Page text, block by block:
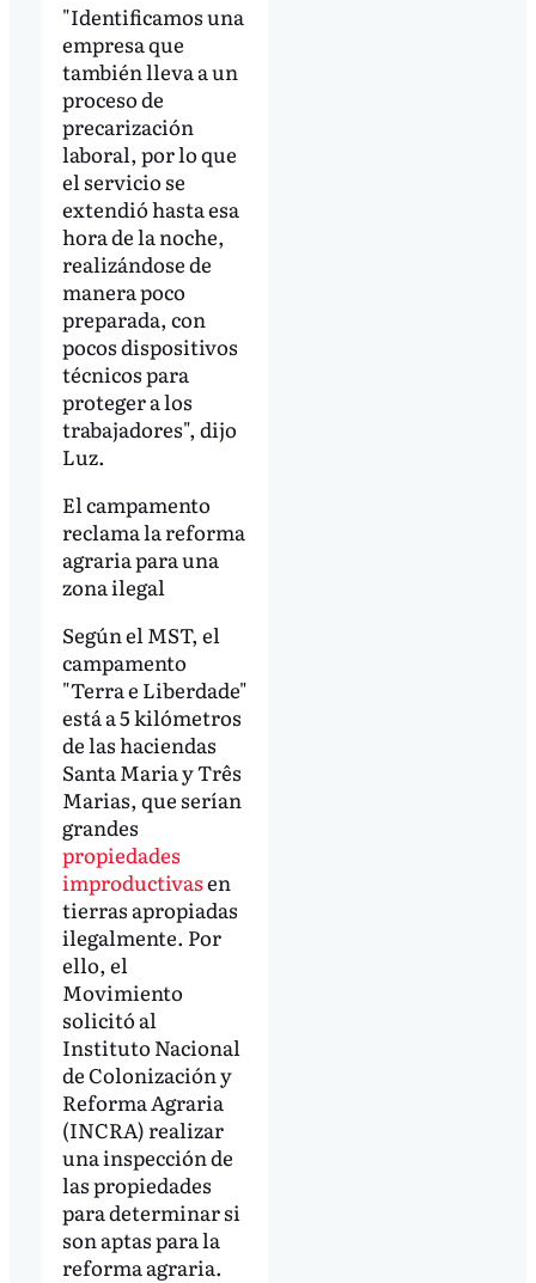
"Identificamos una
empresa que
también lleva a un
proceso de
precarización
laboral, por lo que
el servicio se
extendió hasta esa
hora de la noche,
realizándose de
manera poco
preparada, con
pocos dispositivos
técnicos para
proteger a los
trabajadores", dijo
Luz.
El campamento
reclama la reforma
agraria para una
zona ilegal
Según el MST, el
campamento
"Terra e Liberdade"
está a 5 kilómetros
de las haciendas
Santa Maria y Três
Marias, que serían
grandes
propiedades
improductivasen
tierras apropiadas
ilegalmente. Por
ello, el
Movimiento
solicitó al
Instituto Nacional
de Colonización y
Reforma Agraria
(INCRA) realizar
una inspección de
las propiedades
para determinar si
son aptas para la
reforma agraria.